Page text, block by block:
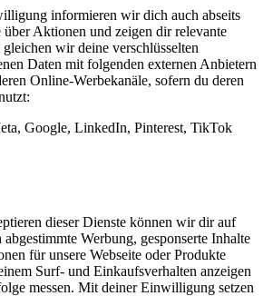
informieren wir dich auch abseits
über Aktionen und zeigen dir relevante
wir deine verschlüsselten
Daten mit folgenden externen Anbietern
Online-Werbekanäle, sofern du deren
Google, LinkedIn, Pinterest, TikTok
dieser Dienste können wir dir auf
abgestimmte Werbung, gesponserte Inhalte
für unsere Webseite oder Produkte
Surf- und Einkaufsverhalten anzeigen
messen. Mit deiner Einwilligung setzen